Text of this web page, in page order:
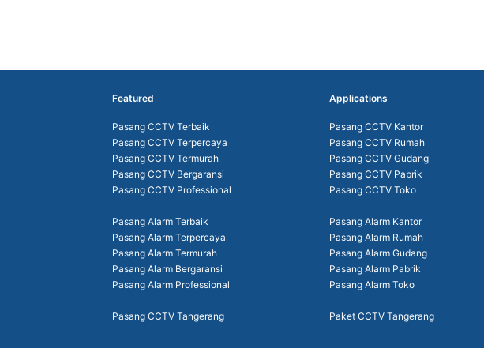
Featured
Pasang CCTV Terbaik
Pasang CCTV Terpercaya
Pasang CCTV Termurah
Pasang CCTV Bergaransi
Pasang CCTV Professional
Pasang Alarm Terbaik
Pasang Alarm Terpercaya
Pasang Alarm Termurah
Pasang Alarm Bergaransi
Pasang Alarm Professional
Pasang CCTV Tangerang
Applications
Pasang CCTV Kantor
Pasang CCTV Rumah
Pasang CCTV Gudang
Pasang CCTV Pabrik
Pasang CCTV Toko
Pasang Alarm Kantor
Pasang Alarm Rumah
Pasang Alarm Gudang
Pasang Alarm Pabrik
Pasang Alarm Toko
Paket CCTV Tangerang